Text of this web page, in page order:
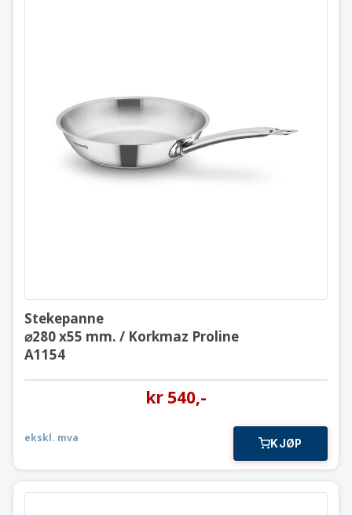
Stekepanne
⌀280 x55 mm. / Korkmaz Proline
Stekepanne
⌀280 x55 mm. / Korkmaz Proline
A1154
kr 540,-
ekskl. mva KJØP